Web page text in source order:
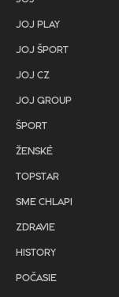
JOJ PLAY
JOJ ŠPORT
JOJ CZ
JOJ GROUP
ŠPORT
ŽENSKÉ
TOPSTAR
SME CHLAPI
ZDRAVIE
HISTORY
POČASIE